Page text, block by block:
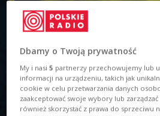
Dbamy o Twoją prywatność
My i nasi5 partnerzy przechowujemy lub
informacji na urządzeniu, takich jak
cookie w celu przetwarzania danych
zaakceptować swoje wybory lub
również skorzystać z prawa do sprzeciwu